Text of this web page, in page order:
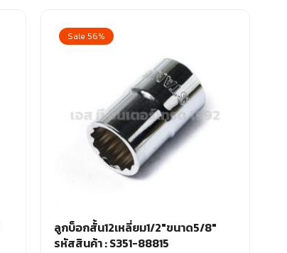
Sale 56%
ลูกบ็อกสั้น12เหลี่ยม1/2″ขนาด5/8″
รหัสสินค้า : S351-88815